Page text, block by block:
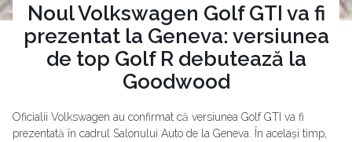
Noul Volkswagen Golf GTI va fi
prezentat la Geneva: versiunea
de top Golf R debutează la
Goodwood
Oficialii Volkswagen au confirmat că versiunea Golf GTI va fi
prezentată în cadrul Salonului Auto de la Geneva. În același timp,